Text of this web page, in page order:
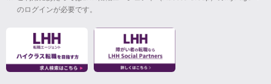
のログインが必要です。